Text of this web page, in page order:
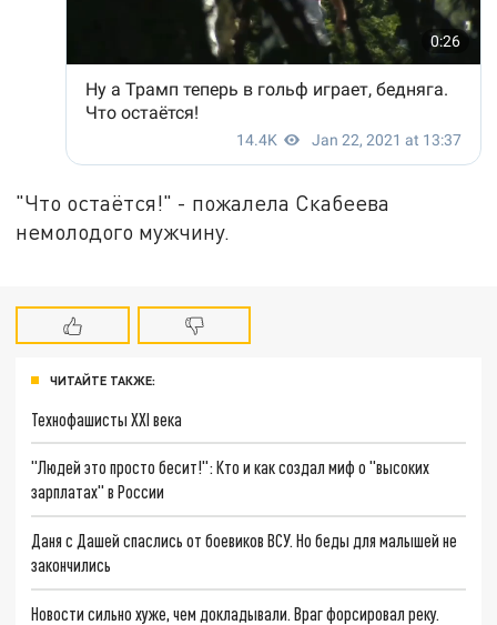
"Что остаётся!" - пожалела Скабеева
немолодого мужчину.
ЧИТАЙТЕ ТАКЖЕ:
Технофашисты XXI века
"Людей это просто бесит!": Кто и как создал миф о "высоких
зарплатах" в России
Даня с Дашей спаслись от боевиков ВСУ. Но беды для малышей не
закончились
Новости сильно хуже, чем докладывали. Враг форсировал реку.